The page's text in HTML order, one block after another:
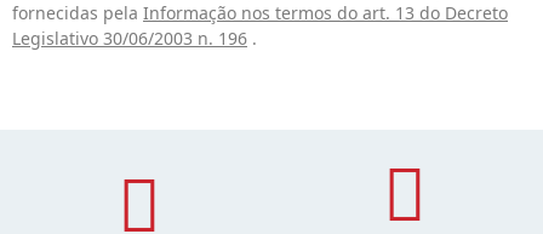
fornecidas pela Informação nos termos do art. 13 do Decreto
Legislativo 30/06/2003 n. 196 .